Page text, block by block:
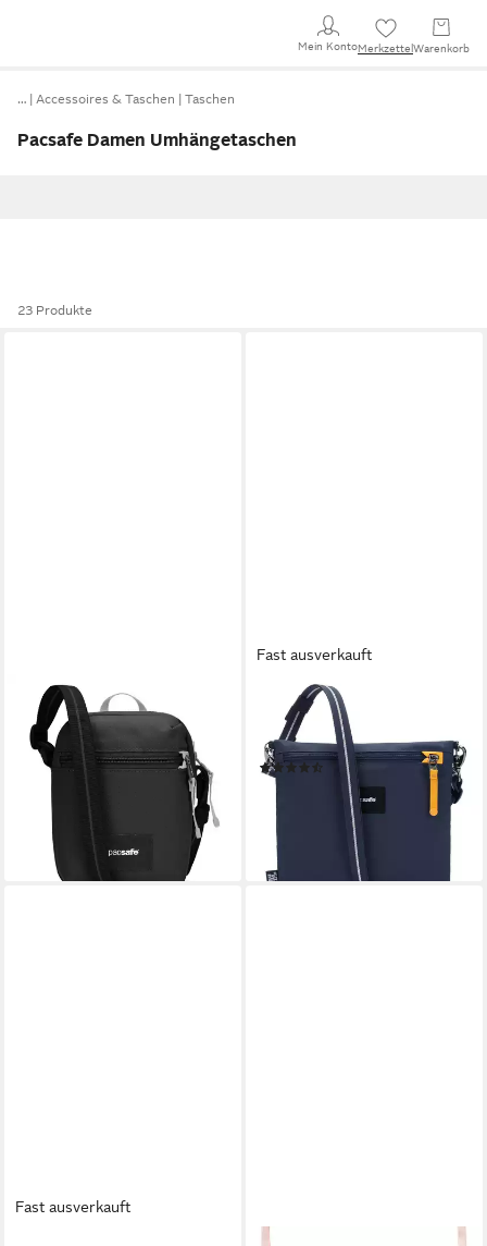
Mein KontoMerkzettel Warenkorb
… Accessoires & Taschen Taschen
Pacsafe Damen Umhängetaschen
23 Produkte
PACSAFE
Schultertasche Pacsafe Go,
Polyester
46,67 €
54,90 €
lieferbar - in 2-3 Werktagen bei dir
Fast ausverkauft
PACSAFE
Umhängetasche Pacsafe Go,
Polyester
ab 45,00 €
lieferbar - in 2-3 Werktagen bei dir
Fast ausverkauft